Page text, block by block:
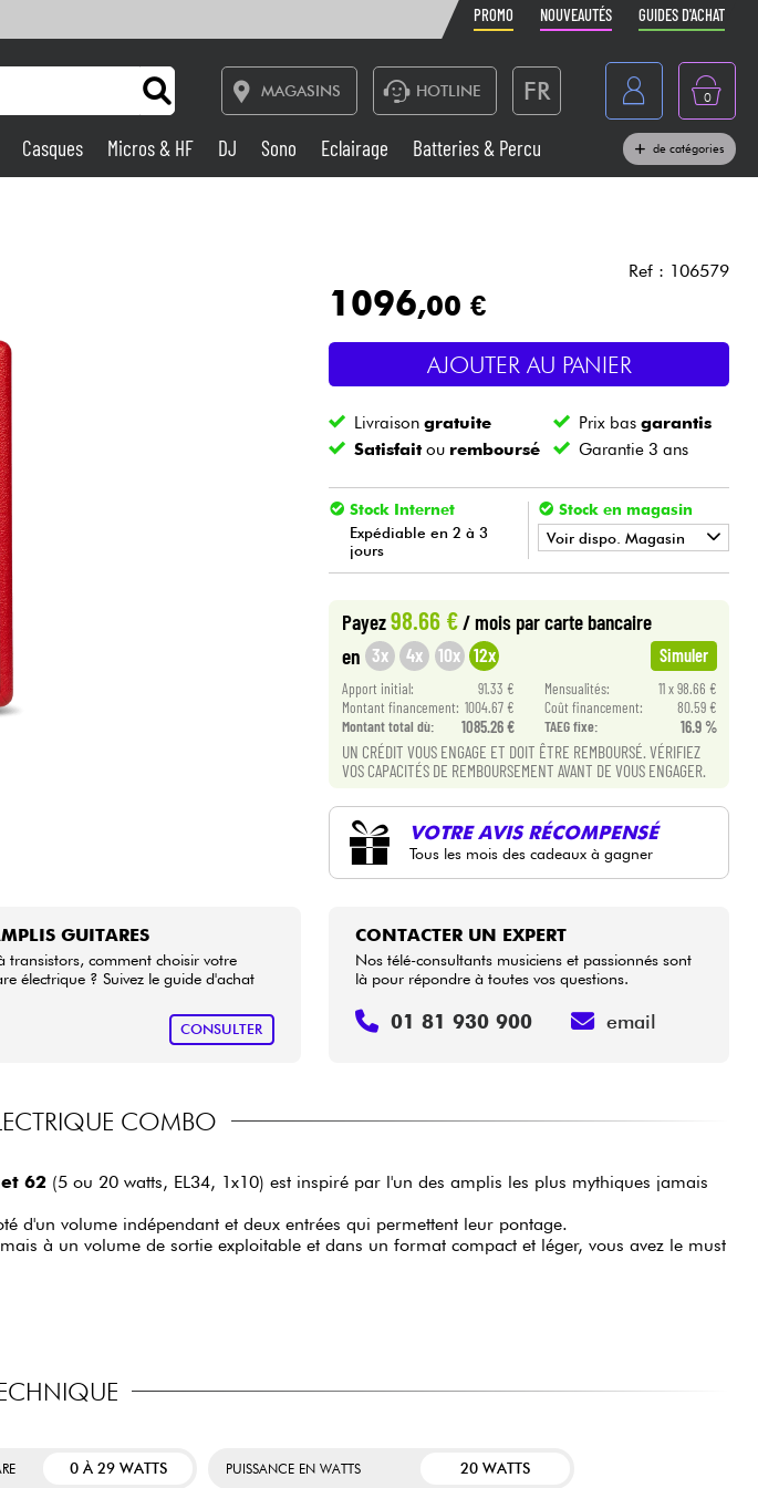
PROMO NOUVEAUTÉS GUIDES D'ACHAT
MAGASINS HOTLINE FR
Belgique
België
Nederland
0
Sono
Vents
Câbles & Access.
marques
Casques Micros & HF DJ Sono Eclairage
Batteries & Percu
de catégories
Ref : 106579
1096,00 €
AJOUTER AU PANIER
Livraisongratuite Prix bas garantis
Satisfaitou remboursé Garantie 3 ans
Stock Internet
Expédiable en 2 à 3
jours
Stock en magasin
Voir dispo. Magasin
•
• Star 'SMusicBRUXELLES
Payez98.66 €/ mois par carte bancaire
en 3x 4x 10x 12x Simuler
Apport initial: 91.33 € Mensualités:
11 x 98.66 €
Montant financement: 1004.67 € Coût financement:
80.59 €
Montant total dù:
1085.26 € TAEG fixe: 16.9 %
UN CRÉDIT VOUS ENGAGE ET DOIT ÊTRE REMBOURSÉ. VÉRIFIEZ
VOS CAPACITÉS DE REMBOURSEMENT AVANT DE VOUS ENGAGER.
VOTRE AVIS RÉCOMPENSÉ
Tous les mois des cadeaux à gagner
GUITARES
transistors, comment choisir votre
électrique ? Suivez le guide d'achat
CONSULTER
CONTACTER UN EXPERT
Nos télé-consultants musiciens et passionnés sont
là pour répondre à toutes vos questions.
01 81 930 900 email
COMBO
62(5 ou 20 watts, EL34, 1x10) est inspiré par l'un des amplis les plus mythiques jamais
d'un volume indépendant et deux entrées qui permettent leur pontage.
à un volume de sortie exploitable et dans un format compact et léger, vous avez le must
0 À 29 WATTS PUISSANCE EN WATTS 20 WATTS